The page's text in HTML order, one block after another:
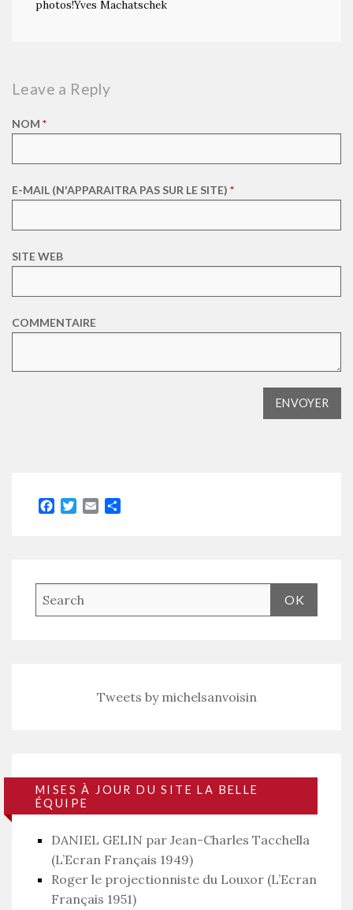
photos!Yves Machatschek
Leave a Reply
NOM *
E-MAIL (N'APPARAITRA PAS SUR LE SITE) *
SITE WEB
COMMENTAIRE
Facebook
TwitterEmail
Tweets by michelsanvoisin
MISES À JOUR DU SITE LA BELLE
ÉQUIPE
DANIEL GELIN par Jean-Charles Tacchella
(L’Ecran Français 1949)
Roger le projectionniste du Louxor (L’Ecran
Français 1951)